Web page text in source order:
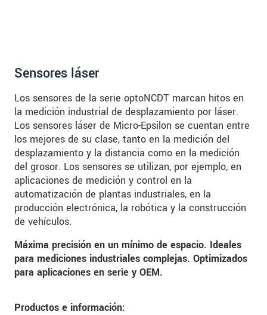
Sensores láser
Los sensores de la serie optoNCDT marcan hitos en
la medición industrial de desplazamiento por láser.
Los sensores láser de Micro-Epsilon se cuentan entre
los mejores de su clase, tanto en la medición del
desplazamiento y la distancia como en la medición
del grosor. Los sensores se utilizan, por ejemplo, en
aplicaciones de medición y control en la
automatización de plantas industriales, en la
producción electrónica, la robótica y la construcción
de vehículos.
Máxima precisión en un mínimo de espacio. Ideales
para mediciones industriales complejas. Optimizados
para aplicaciones en serie y OEM.
Productos e información: